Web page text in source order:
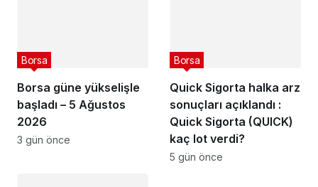
Borsa güne yükselişle
başladı – 5 Ağustos
2026
Borsa
3 gün önce
Quick Sigorta halka arz
sonuçları açıklandı :
Quick Sigorta (QUICK)
kaç lot verdi?
Borsa
5 gün önce